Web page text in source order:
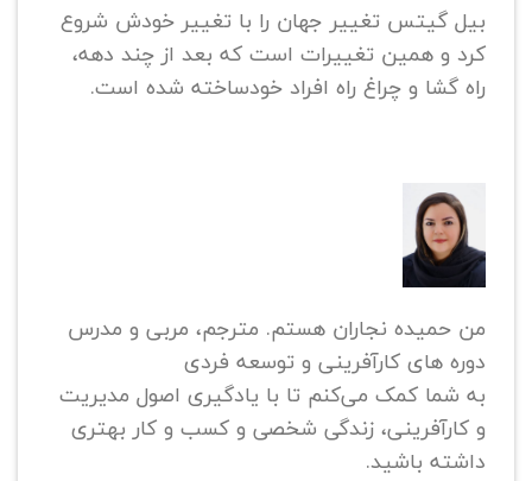
بیل گیتس تغییر جهان را با تغییر خودش شروع
کرد و همین تغییرات است که بعد از چند دهه،
راه گشا و چراغ راه افراد خودساخته شده است.
من حمیده نجاران هستم. مترجم، مربی و مدرس
دوره های کارآفرینی و توسعه فردی
به شما کمک می‌کنم تا با یادگیری اصول مدیریت
و کارآفرینی، زندگی شخصی و کسب و کار بهتری
داشته باشید.